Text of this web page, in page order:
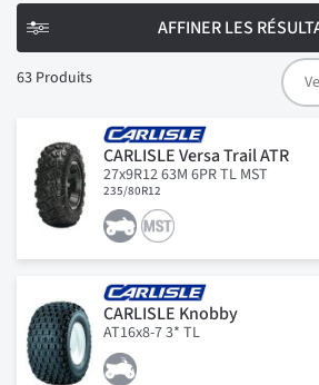
63 Produits
CARLISLE Versa Trail ATR
27x9R12 63M 6PR TL MST
235/80R12
CARLISLE Knobby
AT16x8-7 3* TL
AFFINER LES